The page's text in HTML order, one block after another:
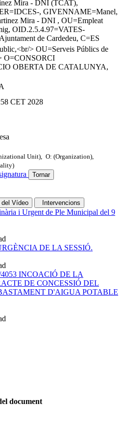
Mira - DNI (TCAT),
, GIVENNAME=Manel,
Mira - DNI , OU=Empleat
OID.2.5.4.97=VATES-
de Cardedeu, C=ES
> OU=Serveis Públics de
O=CONSORCI
OBERTA DE CATALUNYA,
CET 2028
Unit), O: (Organization),
Tornar
del Vídeo Intervencions
i Urgent de Ple Municipal del 9
DE LA SESSIÓ.
4053 INCOACIÓ DE LA
DE CONCESSIÓ DEL
D'AIGUA POTABLE
document